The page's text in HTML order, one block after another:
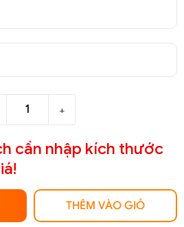
+
cần nhập kích thước
THÊM VÀO GIỎ